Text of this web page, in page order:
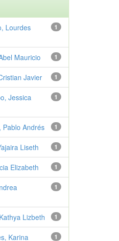
1
Lourdes
1
Mauricio
1
Javier
1
Jessica
1
Pablo Andrés
1
Liseth
1
Elizabeth
1
1
Lizbeth
1
Karina